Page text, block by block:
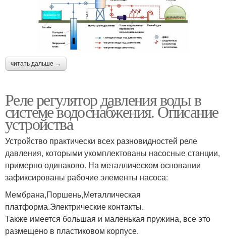
читать дальше →
Реле регулятор давления воды в
системе водоснабжения. Описание
устройства
Устройство практически всех разновидностей реле
давления, которыми укомплектованы насосные станции,
примерно одинаково. На металлическом основании
зафиксированы рабочие элементы насоса:
Мембрана,Поршень,Металлическая
платформа.Электрические контакты.
Также имеется большая и маленькая пружина, все это
размещено в пластиковом корпусе.